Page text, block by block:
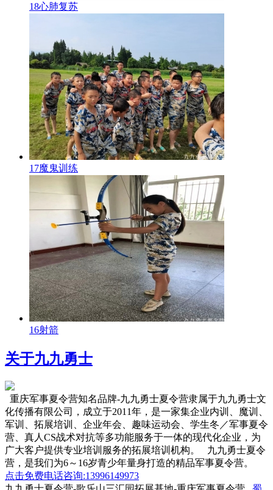
18心肺复苏
17魔鬼训练
16射箭
关于九九勇士
重庆军事夏令营知名品牌-九九勇士夏令营隶属于九九勇士文
化传播有限公司，成立于2011年，是一家集企业内训、魔训、
军训、拓展培训、企业年会、趣味运动会、学生冬／军事夏令
营、真人CS战术对抗等多功能服务于一体的现代化企业，为
广大客户提供专业培训服务的拓展培训机构。 九九勇士夏令
营，是我们为6～16岁青少年量身打造的精品军事夏令营。
点击免费电话咨询:13996149973